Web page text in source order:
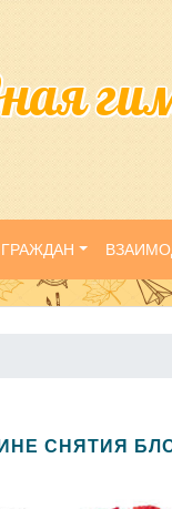
СНЯТИЯ